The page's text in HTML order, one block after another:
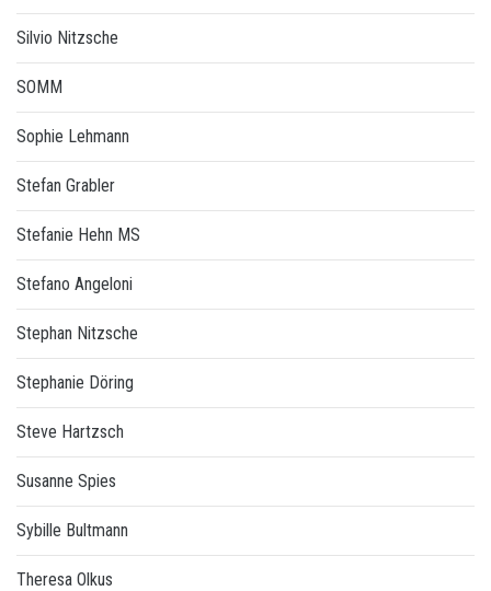
Silvio Nitzsche
SOMM
Sophie Lehmann
Stefan Grabler
Stefanie Hehn MS
Stefano Angeloni
Stephan Nitzsche
Stephanie Döring
Steve Hartzsch
Susanne Spies
Sybille Bultmann
Theresa Olkus